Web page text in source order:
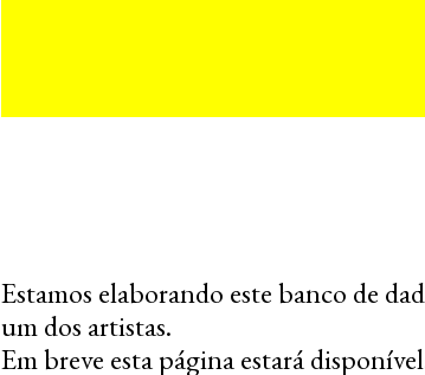
Estamos elaborando este banco de
um dos artistas.
Em breve esta página estará